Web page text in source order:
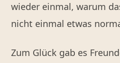
wieder einmal, warum
nicht einmal etwas
Zum Glück gab es